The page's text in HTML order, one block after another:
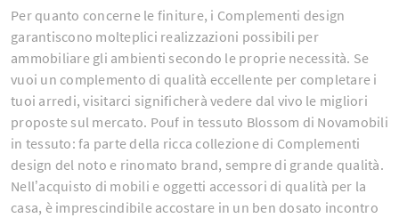
Per quanto concerne le finiture, i Complementi design
garantiscono molteplici realizzazioni possibili per
ammobiliare gli ambienti secondo le proprie necessità. Se
vuoi un complemento di qualità eccellente per completare i
tuoi arredi, visitarci significherà vedere dal vivo le migliori
proposte sul mercato. Pouf in tessuto Blossom di Novamobili
in tessuto: fa parte della ricca collezione di Complementi
design del noto e rinomato brand, sempre di grande qualità.
Nell’acquisto di mobili e oggetti accessori di qualità per la
casa, è imprescindibile accostare in un ben dosato incontro